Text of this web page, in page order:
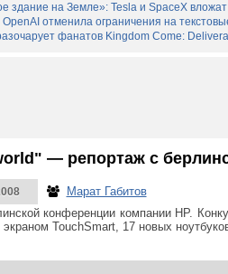
здание на Земле»: Tesla и SpaceX
отменила ограничения на
фанатов Kingdom Come:
— репортаж с
Марат Габитов
конференции компании HP.
TouchSmart, 17 новых